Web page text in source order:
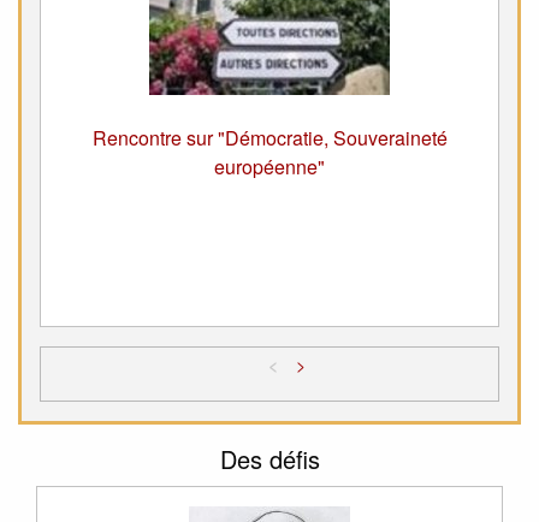
Rencontre sur "Démocratie, Souveraineté
européenne"
< >
Des défis